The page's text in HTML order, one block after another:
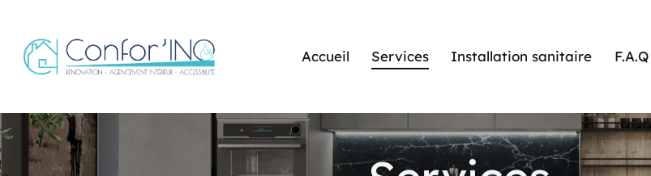
Accueil Services Installation sanitaire F.A.Q